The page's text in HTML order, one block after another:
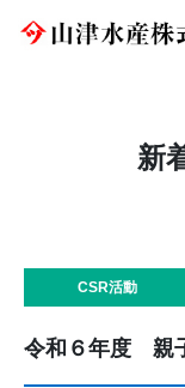
新
CSR活動
令和６年度 親